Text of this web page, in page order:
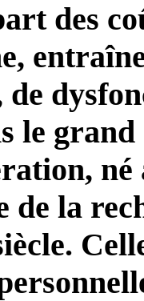
des
de
le
de la